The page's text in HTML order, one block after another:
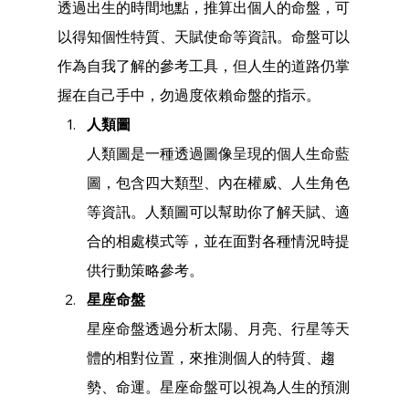
透過出生的時間地點，推算出個人的命盤，可
以得知個性特質、天賦使命等資訊。命盤可以
作為自我了解的參考工具，但人生的道路仍掌
握在自己手中，勿過度依賴命盤的指示。
人類圖
人類圖是一種透過圖像呈現的個人生命藍
圖，包含四大類型、內在權威、人生角色
等資訊。人類圖可以幫助你了解天賦、適
合的相處模式等，並在面對各種情況時提
供行動策略參考。
星座命盤
星座命盤透過分析太陽、月亮、行星等天
體的相對位置，來推測個人的特質、趨
勢、命運。星座命盤可以視為人生的預測